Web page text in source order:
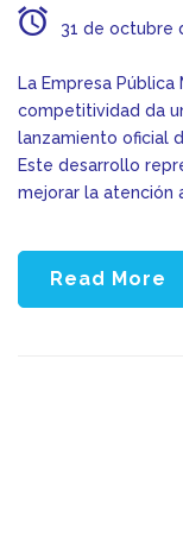
31 de octubre
La Empresa
competitividad da
lanzamiento oficial
Este desarrollo
mejorar la atención
Read More